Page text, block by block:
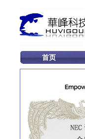
首页